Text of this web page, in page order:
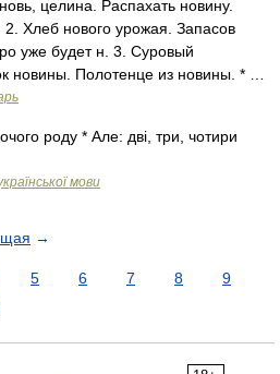
целина. Распахать новину.
Хлеб нового урожая. Запасов
уже будет н. 3. Суровый
новины. Полотенце из новины. * …
роду * Але: дві, три, чотири
мови
→
5 6 7 8
9